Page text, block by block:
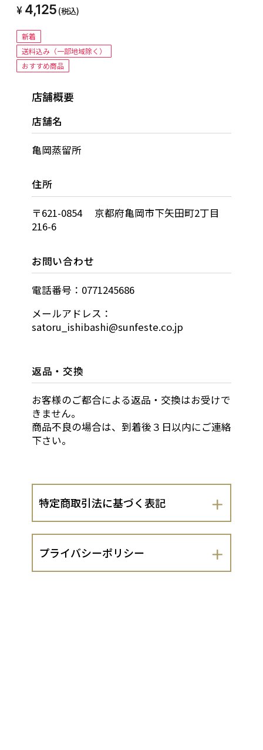
4,125 (税込)
新着
送料込み（一部地域除く）
おすすめ商品
店舗概要
店舗名
亀岡蒸留所
住所
〒621-0854 京都府亀岡市下矢田町2丁目
216-6
お問い合わせ
電話番号：0771245686
メールアドレス：
satoru_ishibashi@sunfeste.co.jp
返品・交換
お客様のご都合による返品・交換はお受けで
きません。
商品不良の場合は、到着後３日以内にご連絡
下さい。
特定商取引法に基づく表記
会社名
株式会社サンフェステ
プライバシーポリシー